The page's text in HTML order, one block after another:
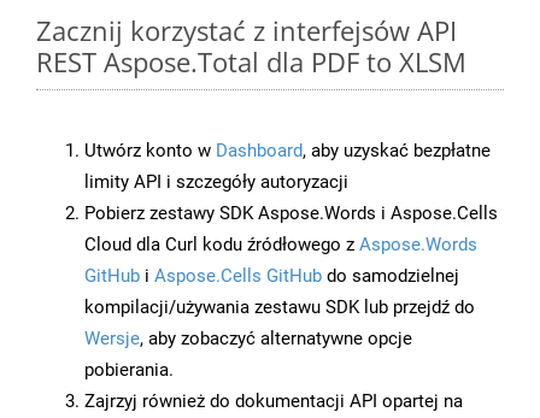
Zacznij korzystać z interfejsów API
REST Aspose.Total dla PDF to XLSM
Utwórz konto w Dashboard, aby uzyskać bezpłatne
limity API i szczegóły autoryzacji
Pobierz zestawy SDK Aspose.Words i Aspose.Cells
Cloud dla Curl kodu źródłowego z Aspose.Words
GitHub i Aspose.Cells GitHub do samodzielnej
kompilacji/używania zestawu SDK lub przejdź do
Wersje, aby zobaczyć alternatywne opcje
pobierania.
Zajrzyj również do dokumentacji API opartej na